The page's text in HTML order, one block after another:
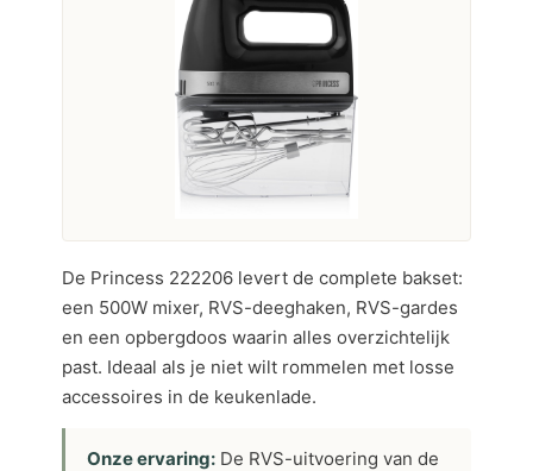
De Princess 222206 levert de complete bakset:
een 500W mixer, RVS-deeghaken, RVS-gardes
en een opbergdoos waarin alles overzichtelijk
past. Ideaal als je niet wilt rommelen met losse
accessoires in de keukenlade.
Onze ervaring: De RVS-uitvoering van de